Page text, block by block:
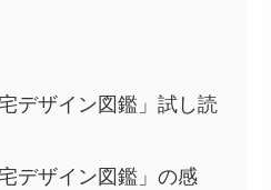
デザイン図鑑」試し読
デザイン図鑑」の感